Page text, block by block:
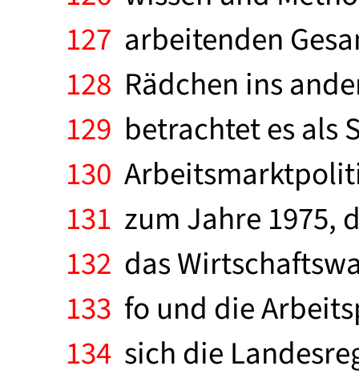
127 arbeitenden
128 Rädchen ins
129 betrachtet es als
130
131 zum Jahre 1975,
132 das
133 fo und die
134 sich die